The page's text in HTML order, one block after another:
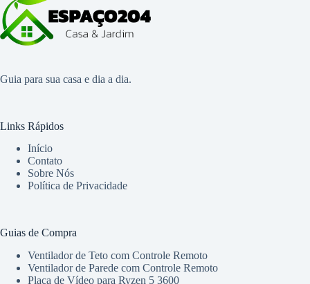
Guia para sua casa e dia a dia.
Links Rápidos
Início
Contato
Sobre Nós
Política de Privacidade
Guias de Compra
Ventilador de Teto com Controle Remoto
Ventilador de Parede com Controle Remoto
Placa de Vídeo para Ryzen 5 3600